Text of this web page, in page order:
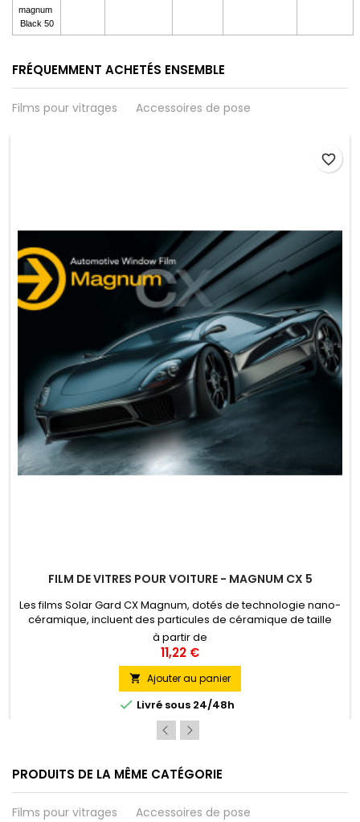
magnum
Black 50
FRÉQUEMMENT ACHETÉS ENSEMBLE
Films pour vitrages Accessoires de pose
FILM DE VITRES POUR VOITURE - MAGNUM CX 5
Les films Solar Gard CX Magnum, dotés de technologie nano-
céramique, incluent des particules de céramique de taille
nanométrique dans un polymère spécialement conçu pour
les fenêtres, ce qui facilite l'absorption et le blocage de la
lumière ultraviolette et infrarouge.
à partir de
11,22 €
 Ajouter au panier
 Livré sous 24/48h
favorite_border
PRODUITS DE LA MÊME CATÉGORIE
Films pour vitrages Accessoires de pose